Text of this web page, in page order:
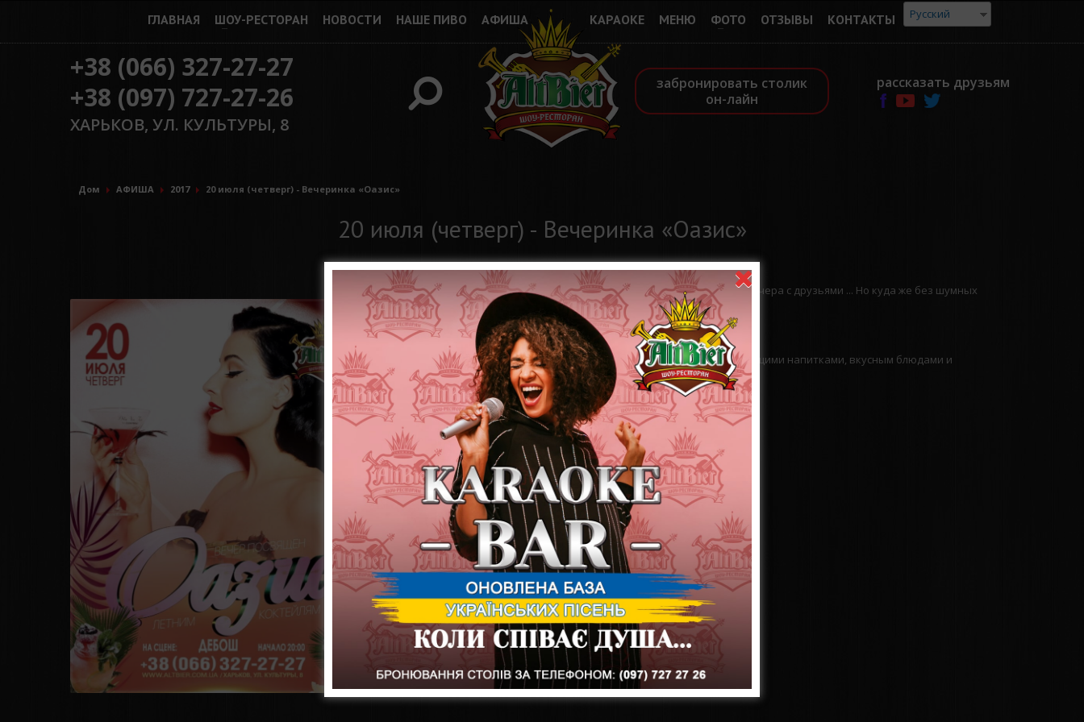
ГЛАВНАЯ ШОУ-РЕСТОРАН НОВОСТИ НАШЕ ПИВО АФИША КАРАОКЕ МЕНЮ ФОТО ОТЗЫВЫ КОНТАКТЫ Русский
+38 (066) 327-27-27
+38 (097) 727-27-26
ХАРЬКОВ, УЛ. КУЛЬТУРЫ, 8
забронировать столик
он-лайн
рассказать друзьям
Дом АФИША 2017 20 июля (четверг) - Вечеринка «Оазис»
20 июля (четверг) - Вечеринка «Оазис»
Вот и наступило ЛЕТО Наконец-то солнце, жара, теплые и уютные вечера с друзьями ... Но куда же без шумных
вечеринок в шоу-ресторане ALTBIER?
Мы поможем Вам освежиться в летний зной
Шоу-ресторан ALTBIER приглашает Вас в настоящий "Оазис"
Каждый четверг, только у нас, настоящий райский уголок с освежающими напитками, вкусным блюдами и
неповторимой шоу-программой
С нетерпением ждём встречи с Вами
На сцене группа Дебош
Начало в 20:00